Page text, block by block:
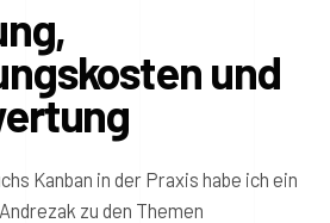
und
Kanban in der Praxis habe ich ein
zu den Themen